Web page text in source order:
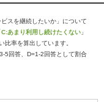
スを継続したいか」について
C:あまり利用し続けたくない 」
比率を算出しています。
5回答、D=1-2回答として割合